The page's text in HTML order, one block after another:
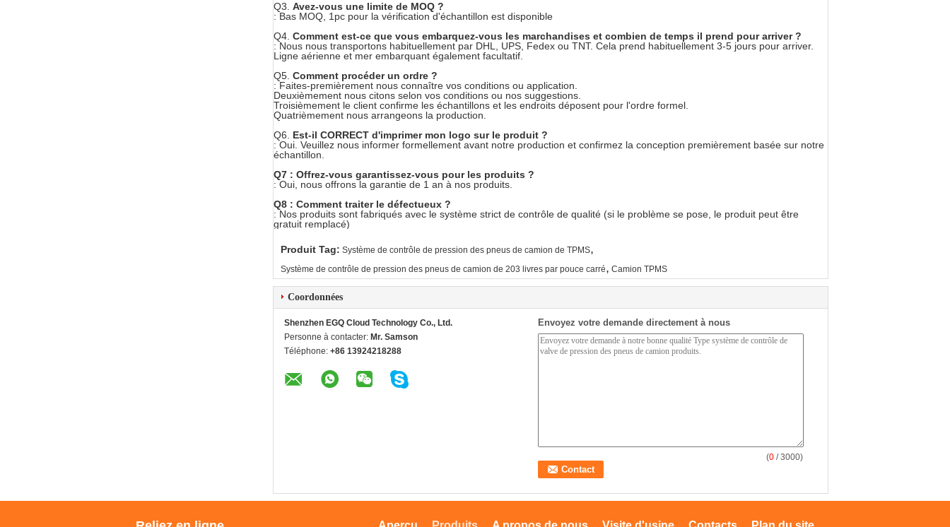
Q3. Avez-vous une limite de MOQ ?
: Bas MOQ, 1pc pour la vérification d'échantillon est disponible
Q4. Comment est-ce que vous embarquez-vous les marchandises et combien de temps il prend pour arriver ?
: Nous nous transportons habituellement par DHL, UPS, Fedex ou TNT. Cela prend habituellement 3-5 jours pour arriver.
Ligne aérienne et mer embarquant également facultatif.
Q5. Comment procéder un ordre ?
: Faites-premièrement nous connaître vos conditions ou application.
Deuxièmement nous citons selon vos conditions ou nos suggestions.
Troisièmement le client confirme les échantillons et les endroits déposent pour l'ordre formel.
Quatrièmement nous arrangeons la production.
Q6. Est-il CORRECT d'imprimer mon logo sur le produit ?
: Oui. Veuillez nous informer formellement avant notre production et confirmez la conception premièrement basée sur notre
échantillon.
Q7 : Offrez-vous garantissez-vous pour les produits ?
: Oui, nous offrons la garantie de 1 an à nos produits.
Q8 : Comment traiter le défectueux ?
: Nos produits sont fabriqués avec le système strict de contrôle de qualité (si le problème se pose, le produit peut être
gratuit remplacé)
Produit Tag: Système de contrôle de pression des pneus de camion de TPMS,
Système de contrôle de pression des pneus de camion de 203 livres par pouce carré, Camion TPMS
Coordonnées
Shenzhen EGQ Cloud Technology Co., Ltd.
Personne à contacter: Mr. Samson
Téléphone: +86 13924218288
Envoyez votre demande directement à nous
(0 / 3000)